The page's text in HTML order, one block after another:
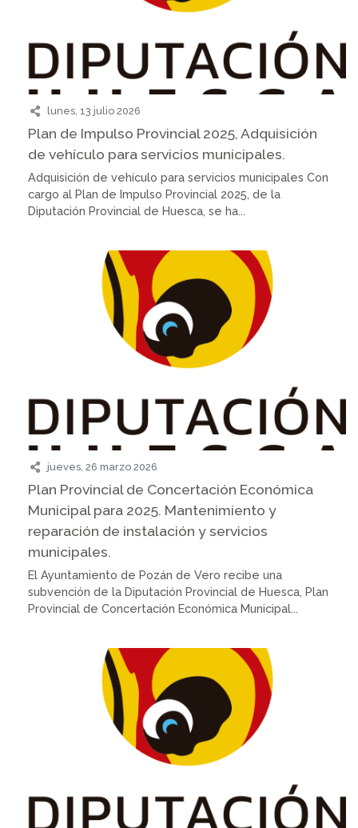
lunes, 13 julio 2026
Plan de Impulso Provincial 2025, Adquisición
de vehículo para servicios municipales.
Adquisición de vehículo para servicios municipales Con
cargo al Plan de Impulso Provincial 2025, de la
Diputación Provincial de Huesca, se ha...
jueves, 26 marzo 2026
Plan Provincial de Concertación Económica
Municipal para 2025. Mantenimiento y
reparación de instalación y servicios
municipales.
El Ayuntamiento de Pozán de Vero recibe una
subvención de la Diputación Provincial de Huesca, Plan
Provincial de Concertación Económica Municipal...